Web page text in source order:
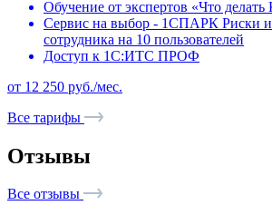
Обучение от экспертов «Что делать
Сервис на выбор - 1СПАРК Риски
сотрудника на 10 пользователей
Доступ к 1С:ИТС ПРОФ
от 12 250 руб./мес.
Все тарифы
Отзывы
Все отзывы